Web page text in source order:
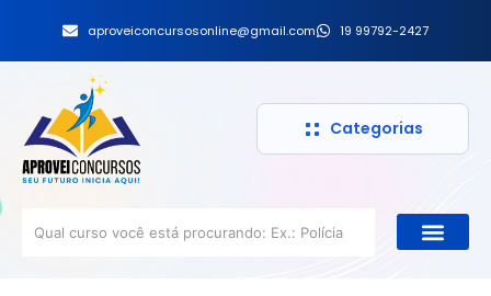
aproveiconcursosonline@gmail.com 19 99792-2427
Categorias